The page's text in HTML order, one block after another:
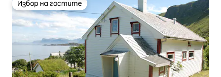
Избор на гостите
Избор на гостите